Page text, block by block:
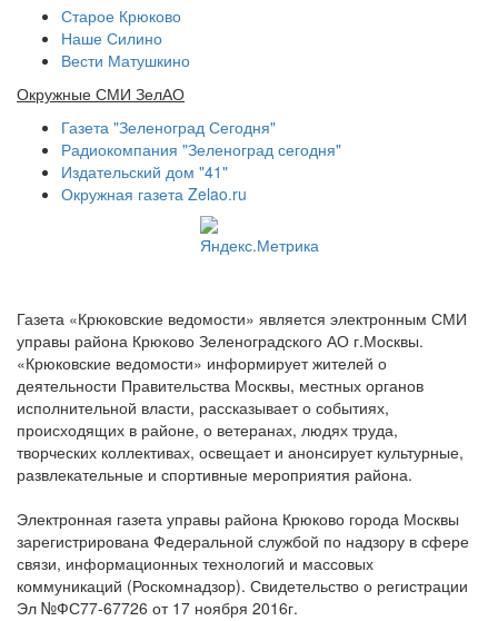
Старое Крюково
Наше Силино
Вести Матушкино
Окружные СМИ ЗелАО
Газета "Зеленоград Сегодня"
Радиокомпания "Зеленоград сегодня"
Издательский дом "41"
Окружная газета Zelao.ru
Газета «Крюковские ведомости» является электронным СМИ
управы района Крюково Зеленоградского АО г.Москвы.
«Крюковские ведомости» информирует жителей о
деятельности Правительства Москвы, местных органов
исполнительной власти, рассказывает о событиях,
происходящих в районе, о ветеранах, людях труда,
творческих коллективах, освещает и анонсирует культурные,
развлекательные и спортивные мероприятия района.
Электронная газета управы района Крюково города Москвы
зарегистрирована Федеральной службой по надзору в сфере
связи, информационных технологий и массовых
коммуникаций (Роскомнадзор). Свидетельство о регистрации
Эл №ФС77-67726 от 17 ноября 2016г.